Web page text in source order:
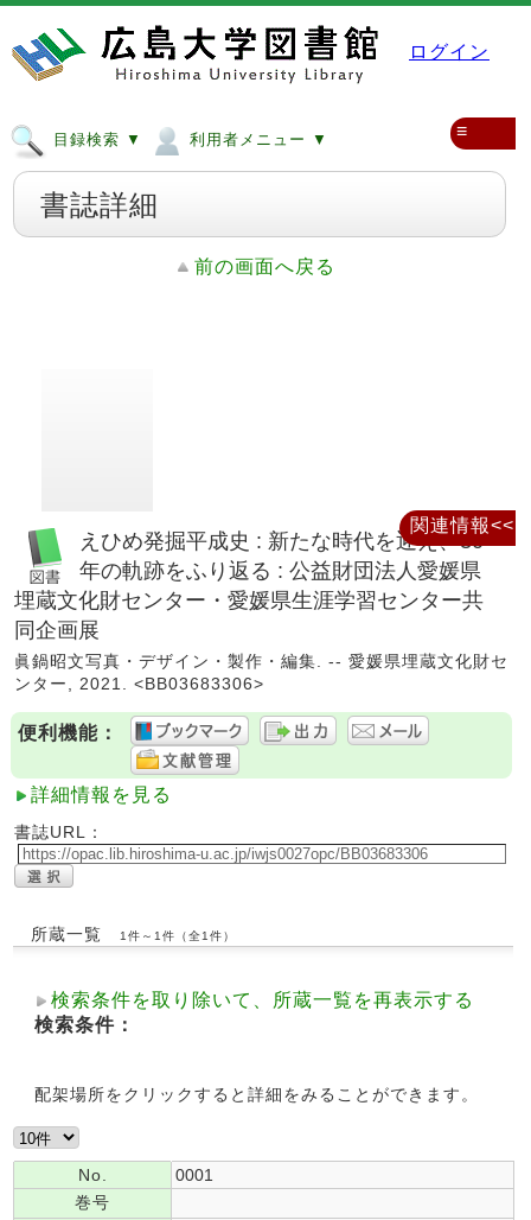
ログイン
目録検索 ▼ 利用者メニュー ▼ ≡
書誌詳細
前の画面へ戻る
えひめ発掘平成史 : 新たな時代を迎え、30
年の軌跡をふり返る : 公益財団法人愛媛県
埋蔵文化財センター・愛媛県生涯学習センター共
同企画展
眞鍋昭文写真・デザイン・製作・編集. -- 愛媛県埋蔵文化財セ
ンター, 2021. <BB03683306>
便利機能：
詳細情報を見る
書誌URL：
所蔵一覧 1件～1件（全1件）
検索条件を取り除いて、所蔵一覧を再表示する
検索条件：
配架場所をクリックすると詳細をみることができます。
No.
0001
巻号
関連情報<<